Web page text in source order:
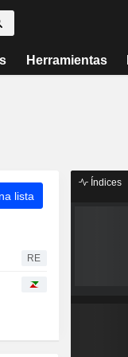
Herramientas
lista
RE
Índices